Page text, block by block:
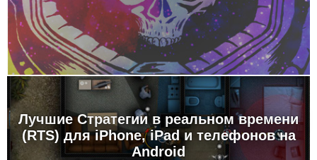
Лучшие Стратегии в реальном времени
(RTS) для iPhone, iPad и телефонов на
Android